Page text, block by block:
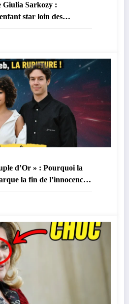
Giulia Sarkozy :
star loin des
d’Or » : Pourquoi la
la fin de l’innocence